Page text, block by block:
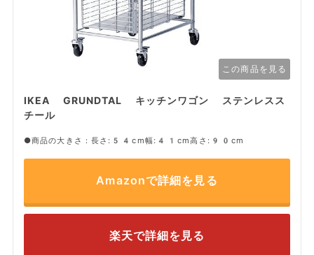
この商品を見る
IKEA GRUNDTAL キッチンワゴン ステンレスス
チール
●商品の大きさ：長さ:54cm幅:41cm高さ:90cm
Amazonで詳細を見る
楽天で詳細を見る